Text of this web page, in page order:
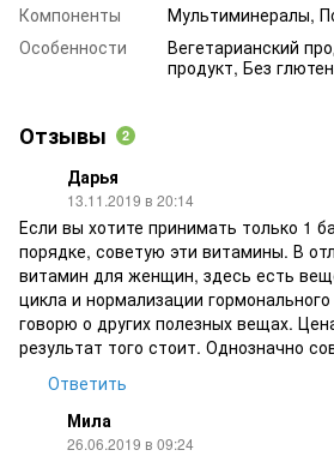
Компоненты
Мультиминералы,
Особенности
Вегетарианский
продукт, Без
Отзывы 2
Дарья
13.11.2019 в 20:14
Если вы хотите принимать только 1
порядке, советую эти витамины. В
витамин для женщин, здесь есть
цикла и нормализации
говорю о других полезных вещах.
результат того стоит. Однозначно
Ответить
Мила
26.06.2019 в 09:24